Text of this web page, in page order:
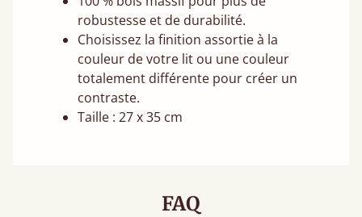
robustesse et de durabilité.
Choisissez la finition assortie à la
couleur de votre lit ou une couleur
totalement différente pour créer un
contraste.
Taille : 27 x 35 cm
FAQ